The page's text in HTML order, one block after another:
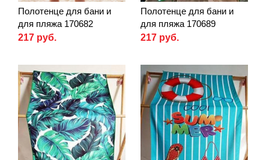
Полотенце для бани и
для пляжа 170682
217 руб.
Полотенце для бани и
для пляжа 170689
217 руб.